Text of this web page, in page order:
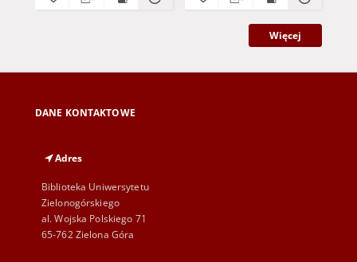
Więcej
DANE KONTAKTOWE
Adres
Biblioteka Uniwersytetu
Zielonogórskiego
al. Wojska Polskiego 71
65-762 Zielona Góra